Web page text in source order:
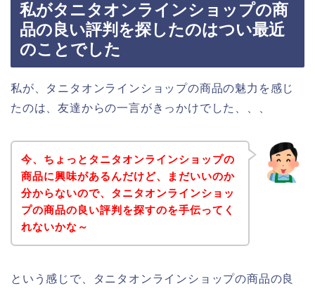
私がタニタオンラインショップの商
品の良い評判を探したのはつい最近
のことでした
私が、タニタオンラインショップの商品の魅力を感じ
たのは、友達からの一言がきっかけでした、、、
今、ちょっとタニタオンラインショップの
商品に興味があるんだけど、まだいいのか
分からないので、タニタオンラインショッ
プの商品の良い評判を探すのを手伝ってく
れないかな～
という感じで、タニタオンラインショップの商品の良